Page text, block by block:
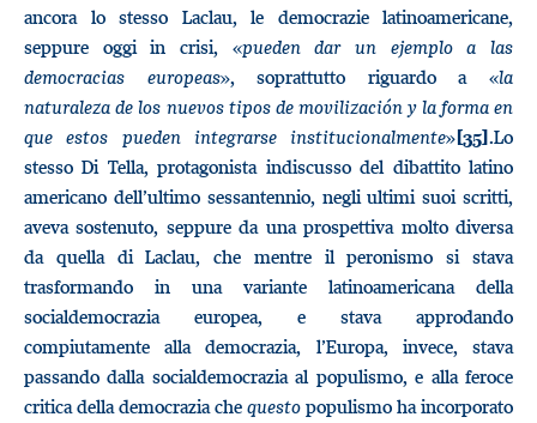
ancora lo stesso Laclau, le democrazie latinoamericane,
seppure oggi in crisi, «pueden dar un ejemplo a las
democracias europeas», soprattutto riguardo a «la
naturaleza de los nuevos tipos de movilización y la forma en
que estos pueden integrarse institucionalmente»[35].Lo
stesso Di Tella, protagonista indiscusso del dibattito latino
americano dell’ultimo sessantennio, negli ultimi suoi scritti,
aveva sostenuto, seppure da una prospettiva molto diversa
da quella di Laclau, che mentre il peronismo si stava
trasformando in una variante latinoamericana della
socialdemocrazia europea, e stava approdando
compiutamente alla democrazia, l’Europa, invece, stava
passando dalla socialdemocrazia al populismo, e alla feroce
critica della democrazia che questo populismo ha incorporato